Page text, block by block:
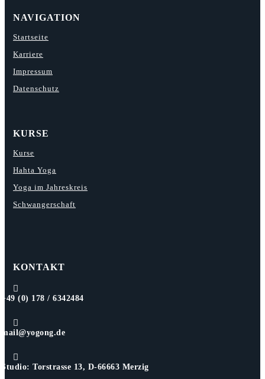
NAVIGATION
Startseite
Karriere
Impressum
Datenschutz
KURSE
Kurse
Hahta Yoga
Yoga im Jahreskreis
Schwangerschaft
KONTAKT

+49 (0) 178 / 6342484

mail@yogong.de

Studio: Torstrasse 13, D-66663 Merzig